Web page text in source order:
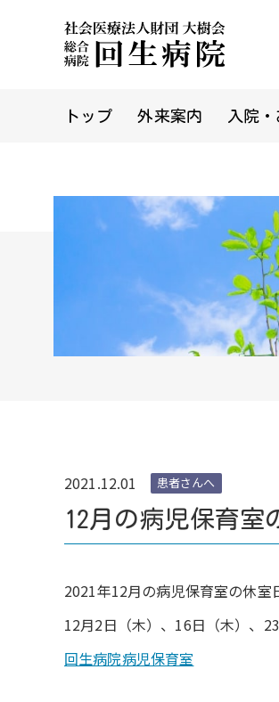
トップ 外来案内 入院
2021.12.01 患者さんへ
12月の病児保育室
2021年12月の病児保育室の休室
12月2日（木）、16日（木）、
回生病院病児保育室